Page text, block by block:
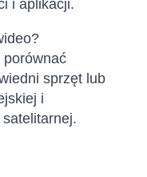
i aplikacji.
porównać
sprzęt lub
i